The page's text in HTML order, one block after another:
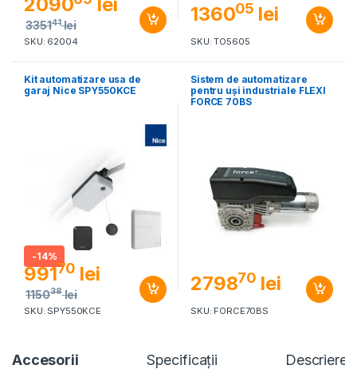
335141 lei
SKU: 62004
136005 lei
SKU: TO5605
Kit automatizare usa de
garaj Nice SPY550KCE
-14%
99170 lei
115038 lei
SKU: SPY550KCE
Sistem de automatizare
pentru uși industriale FLEXI
FORCE 70BS
279870 lei
SKU: FORCE70BS
Accesorii Specificaţii Descriere